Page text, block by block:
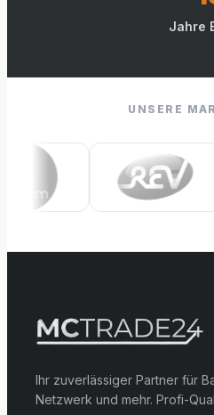
Jahre
UNSERE
Ihr zuverlässiger Partner für
Netzwerk und mehr. Profi-